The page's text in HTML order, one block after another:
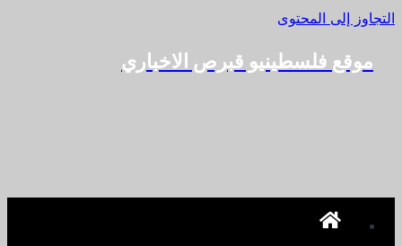
التجاوز إلى المحتوى
موقع فلسطينيو قبرص الاخباري